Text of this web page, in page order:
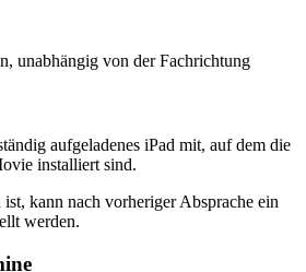
unabhängig von der Fachrichtung
aufgeladenes iPad mit, auf dem die
installiert sind.
kann nach vorheriger Absprache ein
werden.